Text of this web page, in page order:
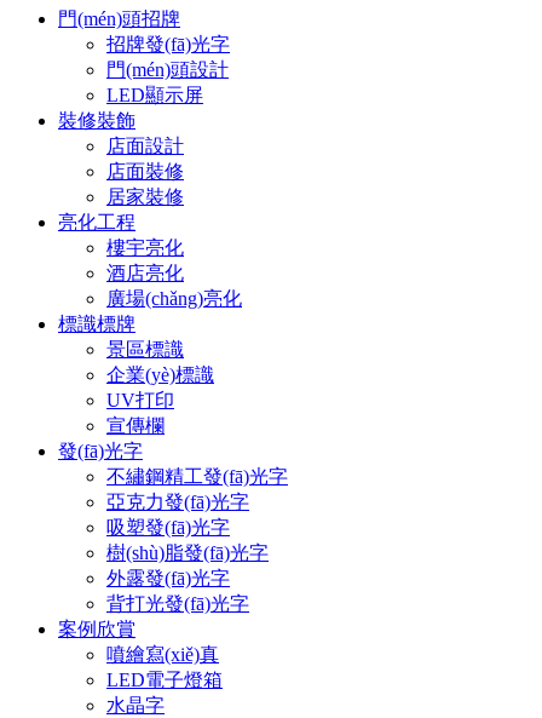
門(mén)頭招牌
招牌發(fā)光字
門(mén)頭設計
LED顯示屏
裝修裝飾
店面設計
店面裝修
居家裝修
亮化工程
樓宇亮化
酒店亮化
廣場(chǎng)亮化
標識標牌
景區標識
企業(yè)標識
UV打印
宣傳欄
發(fā)光字
不繡鋼精工發(fā)光字
亞克力發(fā)光字
吸塑發(fā)光字
樹(shù)脂發(fā)光字
外露發(fā)光字
背打光發(fā)光字
案例欣賞
噴繪寫(xiě)真
LED電子燈箱
水晶字